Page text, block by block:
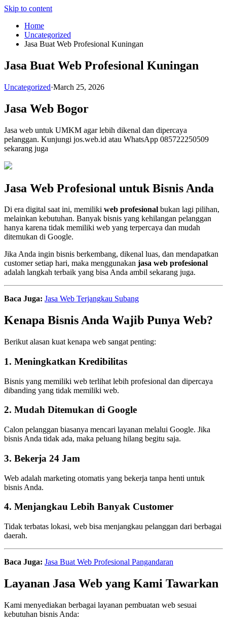
Skip to content
Home
Uncategorized
Jasa Buat Web Profesional Kuningan
Jasa Buat Web Profesional Kuningan
Uncategorized·March 25, 2026
Jasa Web Bogor
Jasa web untuk UMKM agar lebih dikenal dan dipercaya
pelanggan. Kunjungi jos.web.id atau WhatsApp 085722250509
sekarang juga
Jasa Web Profesional untuk Bisnis Anda
Di era digital saat ini, memiliki web profesional bukan lagi pilihan,
melainkan kebutuhan. Banyak bisnis yang kehilangan pelanggan
hanya karena tidak memiliki web yang terpercaya dan mudah
ditemukan di Google.
Jika Anda ingin bisnis berkembang, dikenal luas, dan mendapatkan
customer setiap hari, maka menggunakan jasa web profesional
adalah langkah terbaik yang bisa Anda ambil sekarang juga.
Baca Juga: Jasa Web Terjangkau Subang
Kenapa Bisnis Anda Wajib Punya Web?
Berikut alasan kuat kenapa web sangat penting:
1. Meningkatkan Kredibilitas
Bisnis yang memiliki web terlihat lebih profesional dan dipercaya
dibanding yang tidak memiliki web.
2. Mudah Ditemukan di Google
Calon pelanggan biasanya mencari layanan melalui Google. Jika
bisnis Anda tidak ada, maka peluang hilang begitu saja.
3. Bekerja 24 Jam
Web adalah marketing otomatis yang bekerja tanpa henti untuk
bisnis Anda.
4. Menjangkau Lebih Banyak Customer
Tidak terbatas lokasi, web bisa menjangkau pelanggan dari berbagai
daerah.
Baca Juga: Jasa Buat Web Profesional Pangandaran
Layanan Jasa Web yang Kami Tawarkan
Kami menyediakan berbagai layanan pembuatan web sesuai
kebutuhan bisnis Anda: